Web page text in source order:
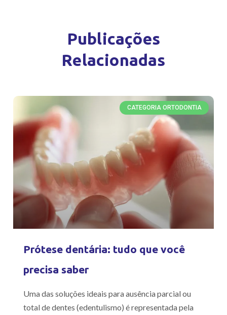
Publicações
Relacionadas
CATEGORIA ORTODONTIA
Prótese dentária: tudo que você
precisa saber
Uma das soluções ideais para ausência parcial ou
total de dentes (edentulismo) é representada pela